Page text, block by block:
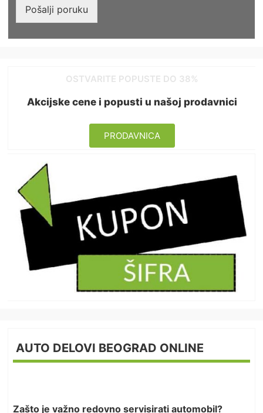
a
*
Pošalji poruku
OSTVARITE POPUSTE DO 38%
Akcijske cene i popusti u našoj prodavnici
PRODAVNICA
AUTO DELOVI BEOGRAD ONLINE
Zašto je važno redovno servisirati automobil?